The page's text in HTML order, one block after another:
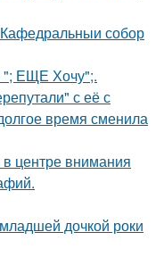
собор
"; ЕЩЕ Хочу";.
с её с
время сменила
центре внимания
дочкой роки